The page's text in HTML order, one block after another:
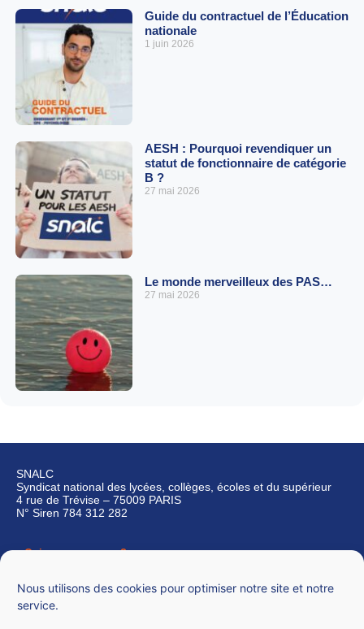
Nous utilisons des cookies pour optimiser notre site et notre
service.
Guide du contractuel de l’Éducation
nationale
1 juin 2026
AESH : Pourquoi revendiquer un
statut de fonctionnaire de catégorie
B ?
27 mai 2026
Le monde merveilleux des PAS…
27 mai 2026
SNALC
Syndicat national des lycées, collèges, écoles et du supérieur
4 rue de Trévise – 75009 PARIS
N° Siren 784 312 282
Qui sommes-nous ?